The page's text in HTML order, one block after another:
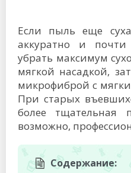
Если пыль еще
аккуратно и почти
убрать максимум
мягкой насадкой,
микрофиброй с
При старых
более тщательная
возможно,
Содержание: